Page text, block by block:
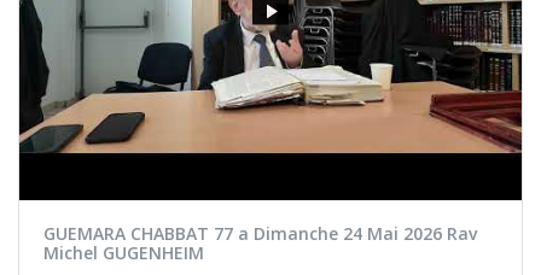
GUEMARA CHABBAT 77 a Dimanche 24 Mai 2026 Rav
Michel GUGENHEIM